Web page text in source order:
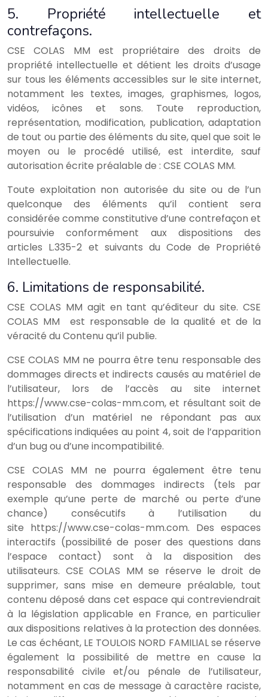
5. Propriété intellectuelle et
contrefaçons.
CSE COLAS MM est propriétaire des droits de
propriété intellectuelle et détient les droits d’usage
sur tous les éléments accessibles sur le site internet,
notamment les textes, images, graphismes, logos,
vidéos, icônes et sons. Toute reproduction,
représentation, modification, publication, adaptation
de tout ou partie des éléments du site, quel que soit le
moyen ou le procédé utilisé, est interdite, sauf
autorisation écrite préalable de : CSE COLAS MM.
Toute exploitation non autorisée du site ou de l’un
quelconque des éléments qu’il contient sera
considérée comme constitutive d’une contrefaçon et
poursuivie conformément aux dispositions des
articles L.335-2 et suivants du Code de Propriété
Intellectuelle.
6. Limitations de responsabilité.
CSE COLAS MM agit en tant qu’éditeur du site. CSE
COLAS MM est responsable de la qualité et de la
véracité du Contenu qu’il publie.
CSE COLAS MM ne pourra être tenu responsable des
dommages directs et indirects causés au matériel de
l’utilisateur, lors de l’accès au site internet
https://www.cse-colas-mm.com, et résultant soit de
l’utilisation d’un matériel ne répondant pas aux
spécifications indiquées au point 4, soit de l’apparition
d’un bug ou d’une incompatibilité.
CSE COLAS MM ne pourra également être tenu
responsable des dommages indirects (tels par
exemple qu’une perte de marché ou perte d’une
chance) consécutifs à l’utilisation du
site https://www.cse-colas-mm.com. Des espaces
interactifs (possibilité de poser des questions dans
l’espace contact) sont à la disposition des
utilisateurs. CSE COLAS MM se réserve le droit de
supprimer, sans mise en demeure préalable, tout
contenu déposé dans cet espace qui contreviendrait
à la législation applicable en France, en particulier
aux dispositions relatives à la protection des données.
Le cas échéant, LE TOULOIS NORD FAMILIAL se réserve
également la possibilité de mettre en cause la
responsabilité civile et/ou pénale de l’utilisateur,
notamment en cas de message à caractère raciste,